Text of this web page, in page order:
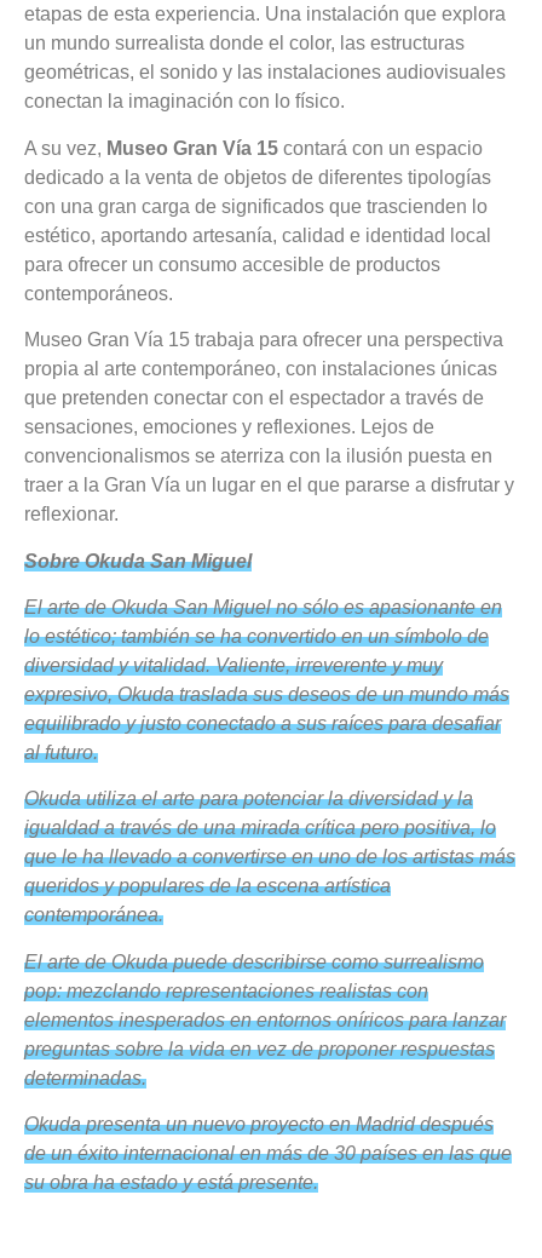
Cultura
Mix
series
Barras
Del
Música
etapas de esta experiencia. Una instalación que explora
un mundo surrealista donde el color, las estructuras
geométricas, el sonido y las instalaciones audiovisuales
conectan la imaginación con lo físico.
A su vez, Museo Gran Vía 15 contará con un espacio
dedicado a la venta de objetos de diferentes tipologías
con una gran carga de significados que trascienden lo
estético, aportando artesanía, calidad e identidad local
para ofrecer un consumo accesible de productos
contemporáneos.
Museo Gran Vía 15 trabaja para ofrecer una perspectiva
propia al arte contemporáneo, con instalaciones únicas
que pretenden conectar con el espectador a través de
sensaciones, emociones y reflexiones. Lejos de
convencionalismos se aterriza con la ilusión puesta en
traer a la Gran Vía un lugar en el que pararse a disfrutar y
reflexionar.
SobreOkudaSan Miguel
El arte deOkudaSan Miguel no sólo es apasionante en
lo estético; también se ha convertido en un símbolo de
diversidad y vitalidad. Valiente, irreverente y muy
expresivo,Okudatraslada sus deseos de un mundo más
equilibrado y justo conectado a sus raíces para desafiar
al futuro.
Okudautiliza el arte para potenciar la diversidad y la
igualdad a través de una mirada crítica pero positiva, lo
que le ha llevado a convertirse en uno de los artistas más
queridos y populares de la escena artística
contemporánea.
El arte deOkudapuede describirse como surrealismo
pop: mezclando representaciones realistas con
elementos inesperados en entornos oníricos para lanzar
preguntas sobre la vida en vez de proponer respuestas
determinadas.
Okudapresenta un nuevo proyecto en Madrid después
de un éxito internacional en más de 30 países en las que
su obra ha estado y está presente.